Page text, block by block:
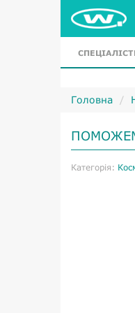
Головна
Категорія: